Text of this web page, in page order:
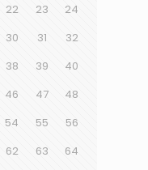
22 23
24
30 31
32
38 39
40
46 47
48
54 55
56
62 63
64